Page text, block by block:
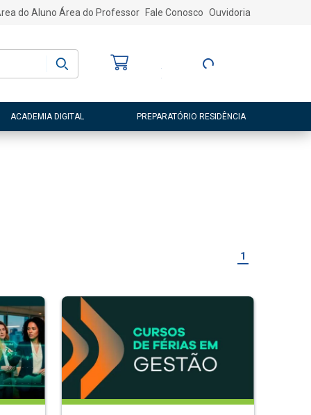
do Aluno Área do Professor Fale Conosco Ouvidoria
Entre ou Cadastre-
ACADEMIA DIGITAL PREPARATÓRIO RESIDÊNCIA
1